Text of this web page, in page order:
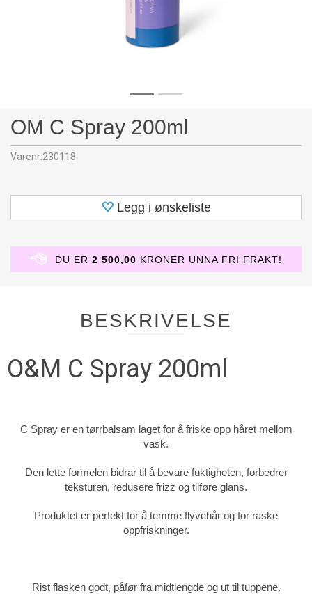
OM C Spray 200ml
Varenr:230118
Legg i ønskeliste
DU ER 2 500,00 KRONER UNNA FRI FRAKT!
BESKRIVELSE
O&M C Spray 200ml
C Spray er en tørrbalsam laget for å friske opp håret mellom
vask.
Den lette formelen bidrar til å bevare fuktigheten, forbedrer
teksturen, redusere frizz og tilføre glans.
Produktet er perfekt for å temme flyvehår og for raske
oppfriskninger.
Rist flasken godt, påfør fra midtlengde og ut til tuppene.